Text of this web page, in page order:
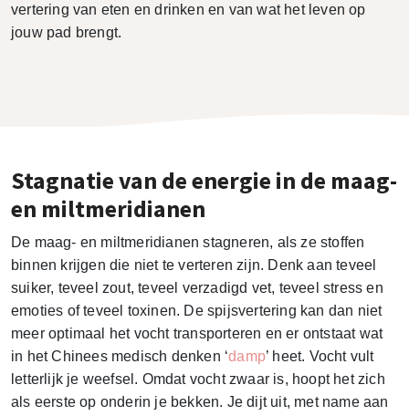
vertering van eten en drinken en van wat het leven op
jouw pad brengt.
Stagnatie van de energie in de maag-
en miltmeridianen
De maag- en miltmeridianen stagneren, als ze stoffen
binnen krijgen die niet te verteren zijn. Denk aan teveel
suiker, teveel zout, teveel verzadigd vet, teveel stress en
emoties of teveel toxinen. De spijsvertering kan dan niet
meer optimaal het vocht transporteren en er ontstaat wat
in het Chinees medisch denken ‘damp’ heet. Vocht vult
letterlijk je weefsel. Omdat vocht zwaar is, hoopt het zich
als eerste op onderin je bekken. Je dijt uit, met name aan